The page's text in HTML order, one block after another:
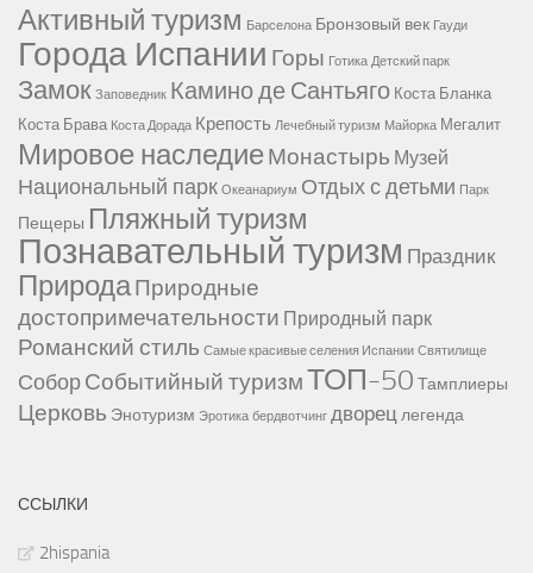
Активный туризм Барселона Бронзовый век Гауди
Города Испании Горы Готика Детский парк
Замок Заповедник Камино де Сантьяго Коста Бланка
Коста Брава Коста Дорада Крепость Лечебный туризм Майорка Мегалит
Мировое наследиеМонастырь Музей
Национальный парк Океанариум Отдых с детьми Парк
Пещеры Пляжный туризм
Познавательный туризм Праздник
ПриродаПриродные
достопримечательности Природный парк
Романский стиль Самые красивые селения Испании Святилище
СоборСобытийный туризмТОП-50 Тамплиеры
Церковь Энотуризм Эротика бердвотчинг дворец легенда
ССЫЛКИ
2hispania